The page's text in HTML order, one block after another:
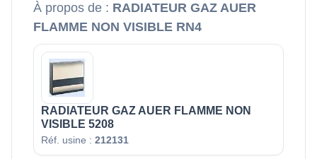
À propos de : RADIATEUR GAZ AUER
FLAMME NON VISIBLE RN4
RADIATEUR GAZ AUER FLAMME NON
VISIBLE 5208
Réf. usine : 212131